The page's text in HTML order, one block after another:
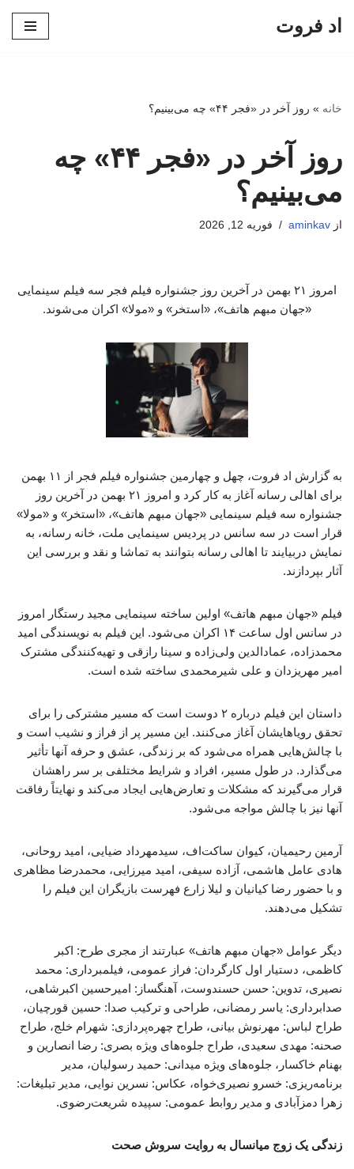
اد فروت
خانه » روز آخر در «فجر ۴۴» چه می‌بینیم؟
روز آخر در «فجر ۴۴» چه
می‌بینیم؟
از aminkav فوریه 12, 2026
امروز ۲۱ بهمن در آخرین روز جشنواره فیلم فجر سه فیلم سینمایی
«جهان مبهم هاتف»، «استخر» و «مولا» اکران می‌شوند.
به گزارش اد فروت، چهل و چهارمین جشنواره فیلم فجر از ۱۱ بهمن
برای اهالی رسانه آغاز به کار کرد و امروز ۲۱ بهمن در آخرین روز
جشنواره سه فیلم سینمایی «جهان مبهم هاتف»، «استخر» و «مولا»
قرار است در سه سانس در پردیس سینمایی ملت، خانه رسانه، به
نمایش دربیایند تا اهالی رسانه بتوانند به تماشا و نقد و بررسی این
آثار بپردازند.
فیلم «جهان مبهم هاتف» اولین ساخته سینمایی مجید رستگار امروز
در سانس اول ساعت ۱۴ اکران می‌شود. این فیلم به نویسندگی امید
محمدزاده، عمادالدین ولی‌زاده و سینا رازقی و تهیه‌کنندگی مشترک
امیر مهریزدان و علی شیرمحمدی ساخته شده است.
داستان این فیلم درباره ۲ دوست است که مسیر مشترکی را برای
تحقق رویاهایشان آغاز می‌کنند. این مسیر پر از فراز و نشیب است و
با چالش‌هایی همراه می‌شود که بر زندگی، عشق و حرفه آنها تأثیر
می‌گذارد. در طول مسیر، افراد و شرایط مختلفی بر سر راهشان
قرار می‌گیرند که مشکلات و تعارض‌هایی ایجاد می‌کند و نهایتاً رفاقت
آنها نیز با چالش مواجه می‌شود.
آرمین رحیمیان، کیوان ساکت‌اف، سیدمهرداد ضیایی، امید روحانی،
هادی عامل هاشمی، آزاده سیفی، امید میرزایی، محمدرضا مظاهری
و با حضور رضا کیانیان و لیلا زارع فهرست بازیگران این فیلم را
تشکیل می‌دهند.
دیگر عوامل «جهان مبهم هاتف» عبارتند از مجری طرح: اکبر
کاظمی، دستیار اول کارگردان: فراز عمومی، فیلمبرداری: محمد
نصیری، تدوین: حسن حسندوست، آهنگساز: امیرحسین اکبرشاهی،
صدابرداری: یاسر رمضانی، طراحی و ترکیب صدا: حسین قورچیان،
طراح لباس: مهرنوش بیانی، طراح چهره‌پردازی: شهرام خلج، طراح
صحنه: مهدی سعیدی، طراح جلوه‌های ویژه بصری: رضا انصارین و
بهنام خاکسار، جلوه‌های ویژه میدانی: حمید رسولیان، مدیر
برنامه‌ریزی: خسرو نصیری‌خواه، عکاس: نسرین نوایی، مدیر تبلیغات:
زهرا دمزآبادی و مدیر روابط عمومی: سپیده شریعت‌رضوی.
زندگی یک زوج میانسال به روایت سروش صحت